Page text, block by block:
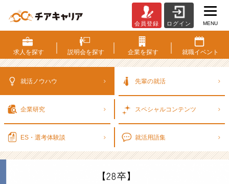
8
卒】
企
り
会員登録 ログイン MENU
求人を探す 説明会を探す 企業を探す 就職イベント
就活ノウハウ 先輩の就活
企業研究 スペシャルコンテンツ
ES・選考体験談 就活用語集